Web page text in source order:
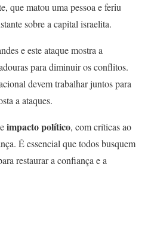
que matou uma pessoa e feriu
sobre a capital israelita.
e este ataque mostra a
para diminuir os conflitos.
devem trabalhar juntos para
a ataques.
impacto político, com críticas ao
É essencial que todos busquem
restaurar a confiança e a